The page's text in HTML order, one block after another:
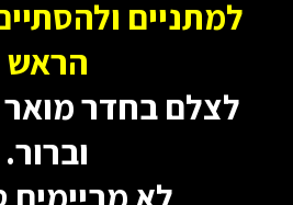
למתניים
הראש
לצלם בחדר מואר
וברור.